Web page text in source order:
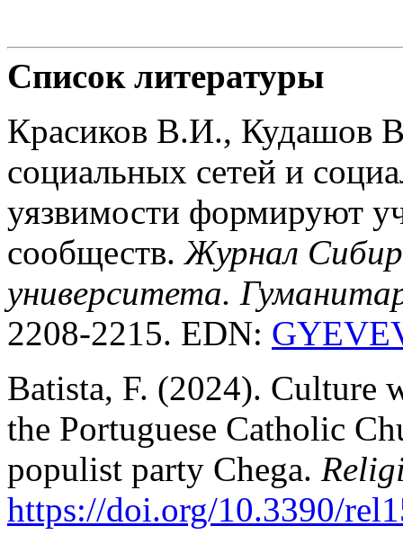
Список литературы
Красиков В.И., Кудашов
социальных сетей и
уязвимости формируют
сообществ. Журнал
университета.
2208-2215. EDN:
Batista, F. (2024). Culture
the Portuguese Catholic
populist party Chega.
https://doi.org/10.3390/